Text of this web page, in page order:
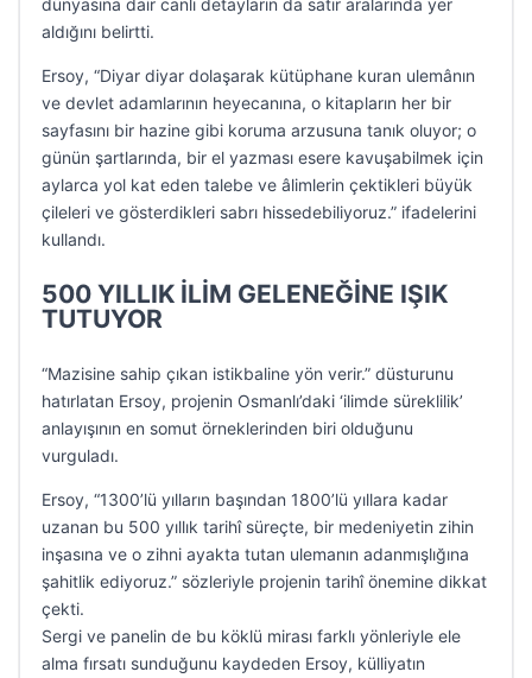
dünyasına dair canlı detayların da satır aralarında yer
aldığını belirtti.
Ersoy, “Diyar diyar dolaşarak kütüphane kuran ulemânın
ve devlet adamlarının heyecanına, o kitapların her bir
sayfasını bir hazine gibi koruma arzusuna tanık oluyor; o
günün şartlarında, bir el yazması esere kavuşabilmek için
aylarca yol kat eden talebe ve âlimlerin çektikleri büyük
çileleri ve gösterdikleri sabrı hissedebiliyoruz.” ifadelerini
kullandı.
500 YILLIK İLİM GELENEĞİNE IŞIK
TUTUYOR
“Mazisine sahip çıkan istikbaline yön verir.” düsturunu
hatırlatan Ersoy, projenin Osmanlı’daki ‘ilimde süreklilik’
anlayışının en somut örneklerinden biri olduğunu
vurguladı.
Ersoy, “1300’lü yılların başından 1800’lü yıllara kadar
uzanan bu 500 yıllık tarihî süreçte, bir medeniyetin zihin
inşasına ve o zihni ayakta tutan ulemanın adanmışlığına
şahitlik ediyoruz.” sözleriyle projenin tarihî önemine dikkat
çekti.
Sergi ve panelin de bu köklü mirası farklı yönleriyle ele
alma fırsatı sunduğunu kaydeden Ersoy, külliyatın